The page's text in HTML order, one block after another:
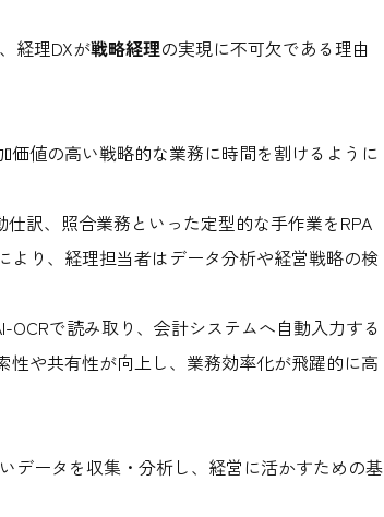
経理DXが戦略経理の実現に不可欠である理由
値の高い戦略的な業務に時間を割けるように
訳、照合業務といった定型的な手作業をRPA
り、経理担当者はデータ分析や経営戦略の検
で読み取り、会計システムへ自動入力する
や共有性が向上し、業務効率化が飛躍的に高
データを収集・分析し、経営に活かすための基